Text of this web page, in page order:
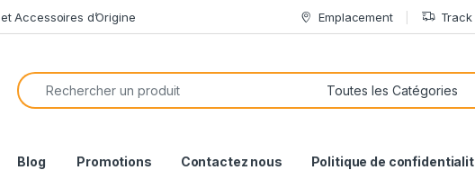
Accessoires d’Origine Emplacement
Search for:
Blog Promotions Contactez nous Politique de